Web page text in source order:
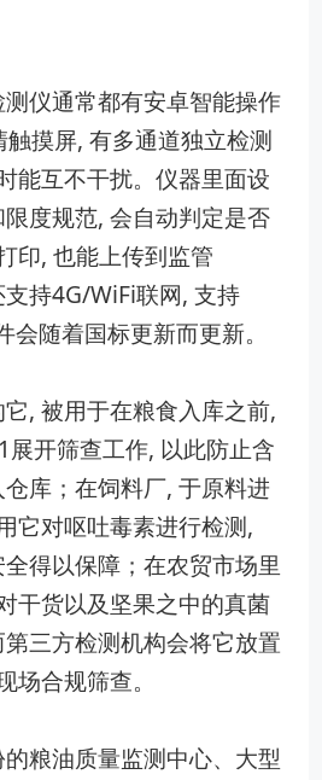
仪​通常都有安卓智能操作
摸屏, ⁠有多⁠通道独立检测
能​互不干扰。仪‌器里面设
度规范, 会自动判定是否
印, 也能上传到监管
持4⁠G/WiFi联网, ⁠支持
会随⁠着国标更‍新而更新。
⁠, 被用于在粮食入库之前,
展开筛查工作​, 以⁠此‍防止含
库；在饲料厂, 于原料进
它对呕​吐毒素进行检测,
得以保⁠障；在农⁠贸市⁠场里
干货‍以及坚果之‍中的真菌
三方检测机构会将它放置
场合规筛⁠查。
粮油质量监​测‍中心、大型